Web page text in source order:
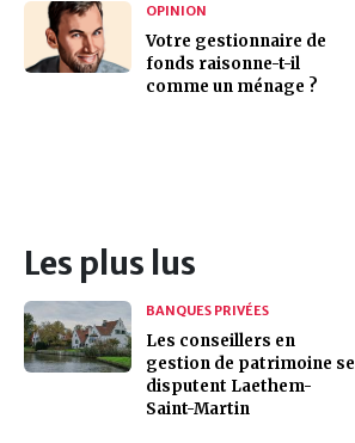
OPINION
Votre gestionnaire de
fonds raisonne-t-il
comme un ménage ?
Les plus lus
BANQUES PRIVÉES
Les conseillers en
gestion de patrimoine se
disputent Laethem-
Saint-Martin